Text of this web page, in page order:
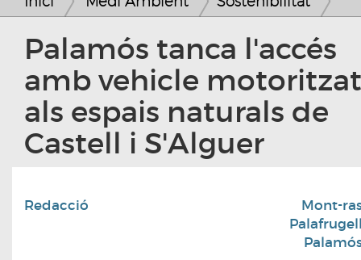
Palamós tanca l'accés
amb vehicle motoritzat
als espais naturals de
Castell i S'Alguer
Redacció
Mont-